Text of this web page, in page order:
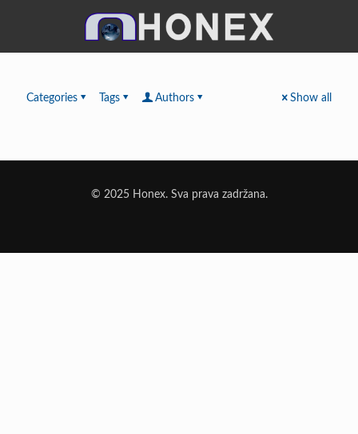
Categories Tags Authors Show all
© 2025 Honex. Sva prava zadržana.